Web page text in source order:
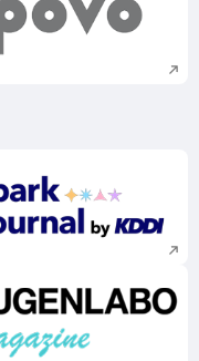
新規ウィンドウで
新規ウィンドウで
新規ウィンドウで